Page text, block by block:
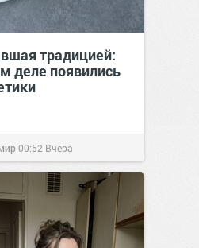
традицией:
деле появились
00:52 Вчера